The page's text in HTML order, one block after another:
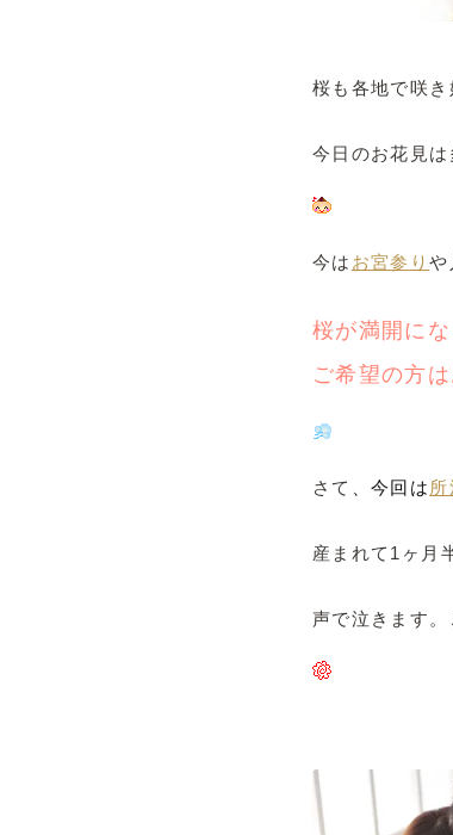
桜も各地で咲
今日のお花見
今は お宮参りや
桜が満開に
ご希望の方
さて 、今回は 所
産まれて1ヶ月
声で泣きます